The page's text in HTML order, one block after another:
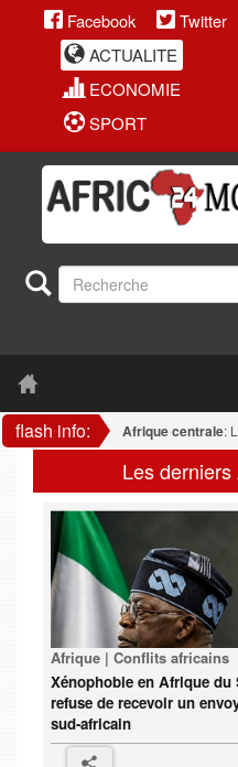
Facebook
Twitter
ACTUALITE
ECONOMIE
SPORT
flash info:Afrique centrale:
Les
Afrique | Conflits africains
Xénophobie en Afrique
refuse de recevoir un
sud-africain